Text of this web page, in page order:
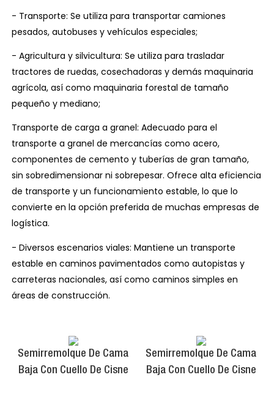
- Transporte: Se utiliza para transportar camiones
pesados, autobuses y vehículos especiales;
- Agricultura y silvicultura: Se utiliza para trasladar
tractores de ruedas, cosechadoras y demás maquinaria
agrícola, así como maquinaria forestal de tamaño
pequeño y mediano;
Transporte de carga a granel: Adecuado para el
transporte a granel de mercancías como acero,
componentes de cemento y tuberías de gran tamaño,
sin sobredimensionar ni sobrepesar. Ofrece alta eficiencia
de transporte y un funcionamiento estable, lo que lo
convierte en la opción preferida de muchas empresas de
logística.
- Diversos escenarios viales: Mantiene un transporte
estable en caminos pavimentados como autopistas y
carreteras nacionales, así como caminos simples en
áreas de construcción.
Semirremolque De Cama
Baja Con Cuello De Cisne
Semirremolque De Cama
Baja Con Cuello De Cisne